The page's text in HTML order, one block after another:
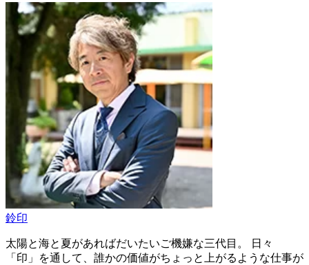
鈴印
太陽と海と夏があればだいたいご機嫌な三代目。 日々
「印」を通して、誰かの価値がちょっと上がるような仕事が